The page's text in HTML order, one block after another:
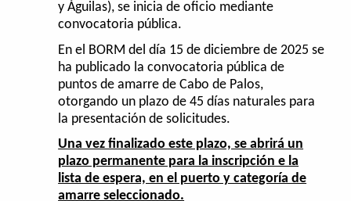
y Águilas), se inicia de oficio mediante
convocatoria pública.
En el BORM del día 15 de diciembre de 2025 se
ha publicado la convocatoria pública de
puntos de amarre de Cabo de Palos,
otorgando un plazo de 45 días naturales para
la presentación de solicitudes.
Una vez finalizado este plazo, se abrirá un
plazo permanente para la inscripción e la
lista de espera, en el puerto y categoría de
amarre seleccionado.